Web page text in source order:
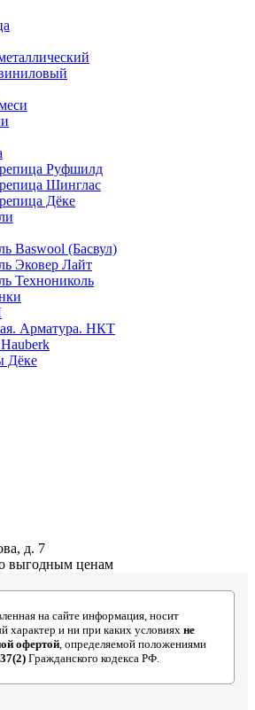
Руфшилд
Шинглас
Дёке
Baswool (Басвул)
Эковер Лайт
Технониколь
Арматура. НКТ
Дёке
д. 7
выгодным ценам
на сайте информация, носит
характер и ни при каких условиях не
офертой, определяемой положениями
Гражданского кодекса РФ.